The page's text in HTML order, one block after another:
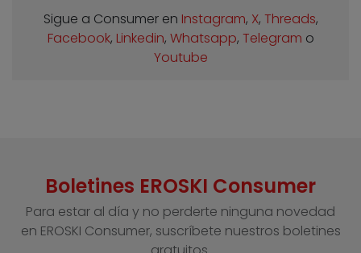
Sigue a Consumer en Instagram, X, Threads,
Facebook, Linkedin, Whatsapp, Telegram o
Youtube
Boletines EROSKI Consumer
Para estar al día y no perderte ninguna novedad
en EROSKI Consumer, suscríbete nuestros boletines